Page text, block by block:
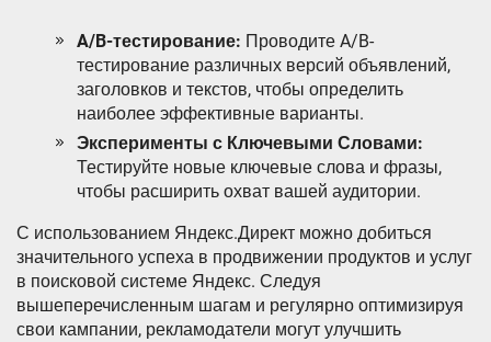
A/B-тестирование: Проводите A/B-
тестирование различных версий объявлений,
заголовков и текстов, чтобы определить
наиболее эффективные варианты.
Эксперименты с Ключевыми Словами:
Тестируйте новые ключевые слова и фразы,
чтобы расширить охват вашей аудитории.
С использованием Яндекс.Директ можно добиться
значительного успеха в продвижении продуктов и услуг
в поисковой системе Яндекс. Следуя
вышеперечисленным шагам и регулярно оптимизируя
свои кампании, рекламодатели могут улучшить